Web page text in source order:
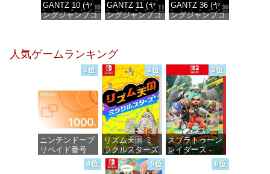
GANTZ 10 (ヤ
ングジャンプコ
価格：¥100
GANTZ 11 (ヤ
ングジャンプコ
GANTZ 36 (ヤ
ングジャンプコ
人気ゲームランキング
1位
ニンテンドープ
リペイド番号
1000円|オンラ
インコード版
2位
リズム天国 ミ
ラクルスターズ
-Switch
3位
スプラトゥーン
レイダース -
4位 5位 6位